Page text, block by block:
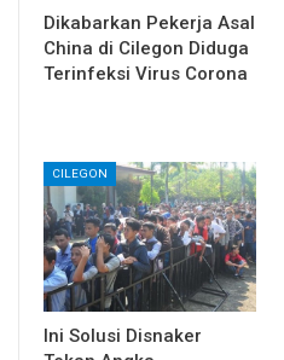
Dikabarkan Pekerja Asal
China di Cilegon Diduga
Terinfeksi Virus Corona
CILEGON
Ini Solusi Disnaker